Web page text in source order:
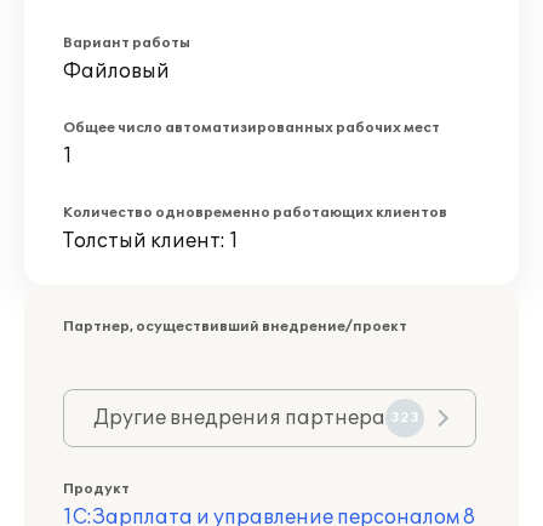
Вариант работы
Файловый
Общее число автоматизированных рабочих мест
1
Количество одновременно работающих клиентов
Толстый клиент: 1
Партнер, осуществивший внедрение/проект
Другие внедрения партнера 323
Продукт
1С:Зарплата и управление персоналом 8